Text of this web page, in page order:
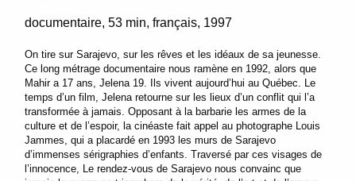
documentaire 53 min français 1997
On tire sur Sarajevo, sur les rêves et les idéaux de sa jeunesse.
Ce long métrage documentaire nous ramène en 1992, alors que
Mahir a 17 ans, Jelena 19. Ils vivent aujourd’hui au Québec. Le
temps d’un film, Jelena retourne sur les lieux d’un conflit qui l’a
transformée à jamais. Opposant à la barbarie les armes de la
culture et de l’espoir, la cinéaste fait appel au photographe Louis
Jammes, qui a placardé en 1993 les murs de Sarajevo
d’immenses sérigraphies d’enfants. Traversé par ces visages de
l’innocence, Le rendez-vous de Sarajevo nous convainc que